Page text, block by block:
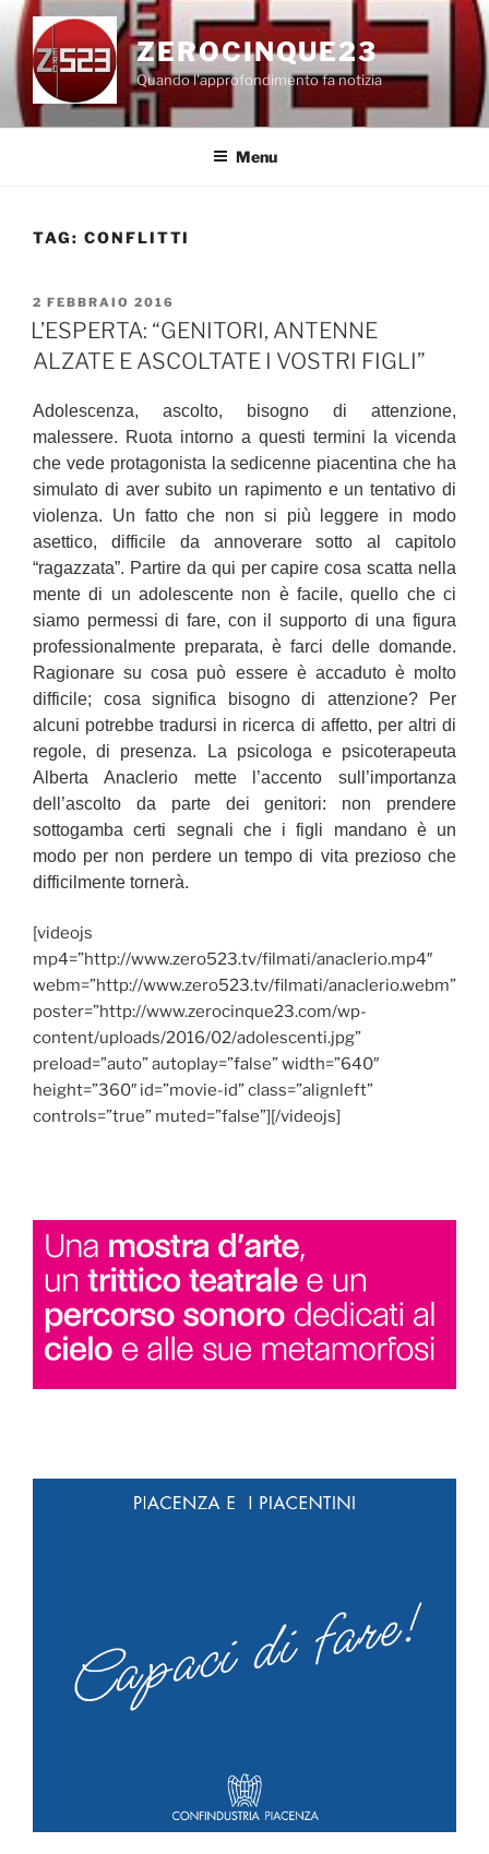
Salta
contenuto
ZEROCINQUE23
Quando l'approfondimento fa notizia
Menu
TAG: CONFLITTI
PUBBLICATO
IL
2 FEBBRAIO 2016
L’ESPERTA: “GENITORI, ANTENNE
ALZATE E ASCOLTATE I VOSTRI FIGLI”
Adolescenza, ascolto, bisogno di attenzione,
malessere. Ruota intorno a questi termini la vicenda
che vede protagonista la sedicenne piacentina che ha
simulato di aver subito un rapimento e un tentativo di
violenza. Un fatto che non si più leggere in modo
asettico, difficile da annoverare sotto al capitolo
“ragazzata”. Partire da qui per capire cosa scatta nella
mente di un adolescente non è facile, quello che ci
siamo permessi di fare, con il supporto di una figura
professionalmente preparata, è farci delle domande.
Ragionare su cosa può essere è accaduto è molto
difficile; cosa significa bisogno di attenzione? Per
alcuni potrebbe tradursi in ricerca di affetto, per altri di
regole, di presenza.
La psicologa e psicoterapeuta
Alberta Anaclerio mette l’accento sull’importanza
dell’ascolto da parte dei genitori: non prendere
sottogamba certi segnali che i figli mandano è un
modo per non perdere un tempo di vita prezioso che
difficilmente tornerà.
[videojs
mp4=”http://www.zero523.tv/filmati/anaclerio.mp4″
webm=”http://www.zero523.tv/filmati/anaclerio.webm”
poster=”http://www.zerocinque23.com/wp-
content/uploads/2016/02/adolescenti.jpg”
preload=”auto” autoplay=”false” width=”640″
height=”360″ id=”movie-id” class=”alignleft”
controls=”true” muted=”false”][/videojs]